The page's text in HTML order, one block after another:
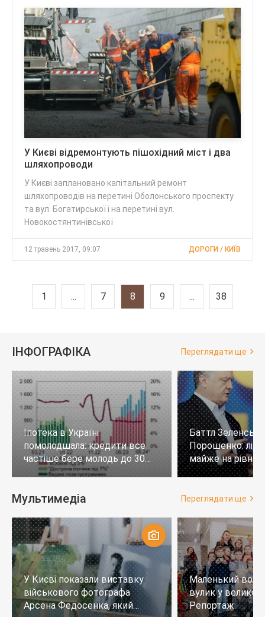
У Києві відремонтують пішохідний міст і два
шляхопроводи
У Києві заплановано капітальний ремонт
шляхопроводів на перетині Оболонського проспекту
та вул. Богатирської і на перетині вул.
Новокостянтинівської
12 травень 2017, 09:07 ДОРОГИ / КИЇВ
1 ... 7 8 9 ... 38
ІНФОГРАФІКА Переглядати ще
Іпотека в Україні
помолодшала: кредити все
частіше бере молодь до 30
років
Баттл
Порошенко:
майже на
тих, хто не
Мультимедіа Переглядати ще
У Києві показали виставку
військового фотографа
Арсена Федосенка, який
Маленький
вулик у
Репортаж